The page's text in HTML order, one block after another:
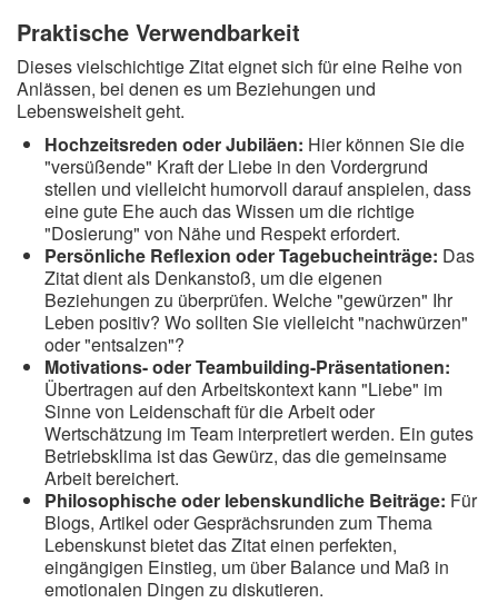
Praktische Verwendbarkeit
Dieses vielschichtige Zitat eignet sich für eine Reihe von
Anlässen, bei denen es um Beziehungen und
Lebensweisheit geht.
Hochzeitsreden oder Jubiläen: Hier können Sie die
"versüßende" Kraft der Liebe in den Vordergrund
stellen und vielleicht humorvoll darauf anspielen, dass
eine gute Ehe auch das Wissen um die richtige
"Dosierung" von Nähe und Respekt erfordert.
Persönliche Reflexion oder Tagebucheinträge: Das
Zitat dient als Denkanstoß, um die eigenen
Beziehungen zu überprüfen. Welche "gewürzen" Ihr
Leben positiv? Wo sollten Sie vielleicht "nachwürzen"
oder "entsalzen"?
Motivations- oder Teambuilding-Präsentationen:
Übertragen auf den Arbeitskontext kann "Liebe" im
Sinne von Leidenschaft für die Arbeit oder
Wertschätzung im Team interpretiert werden. Ein gutes
Betriebsklima ist das Gewürz, das die gemeinsame
Arbeit bereichert.
Philosophische oder lebenskundliche Beiträge: Für
Blogs, Artikel oder Gesprächsrunden zum Thema
Lebenskunst bietet das Zitat einen perfekten,
eingängigen Einstieg, um über Balance und Maß in
emotionalen Dingen zu diskutieren.